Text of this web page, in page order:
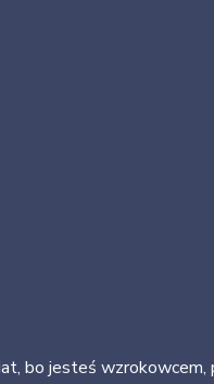
bo jesteś wzrokowcem,